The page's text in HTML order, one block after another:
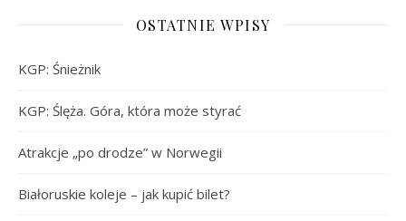
OSTATNIE WPISY
KGP: Śnieżnik
KGP: Ślęża. Góra, która może styrać
Atrakcje „po drodze” w Norwegii
Białoruskie koleje – jak kupić bilet?